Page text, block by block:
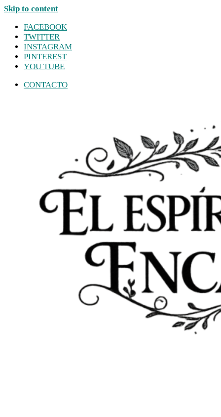
Skip to content
FACEBOOK
TWITTER
INSTAGRAM
PINTEREST
YOU TUBE
CONTACTO